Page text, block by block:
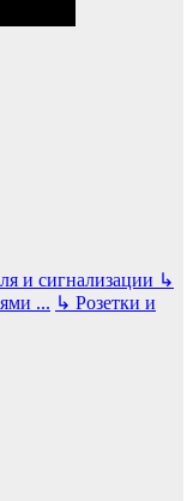
и сигнализации ↳
... ↳ Розетки и